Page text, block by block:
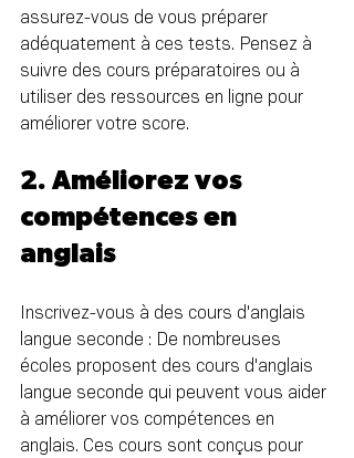
assurez-vous de vous préparer
adéquatement à ces tests. Pensez à
suivre des cours préparatoires ou à
utiliser des ressources en ligne pour
améliorer votre score.
2. Améliorez vos
compétences en
anglais
Inscrivez-vous à des cours d'anglais
langue seconde : De nombreuses
écoles proposent des cours d'anglais
langue seconde qui peuvent vous aider
à améliorer vos compétences en
anglais. Ces cours sont conçus pour